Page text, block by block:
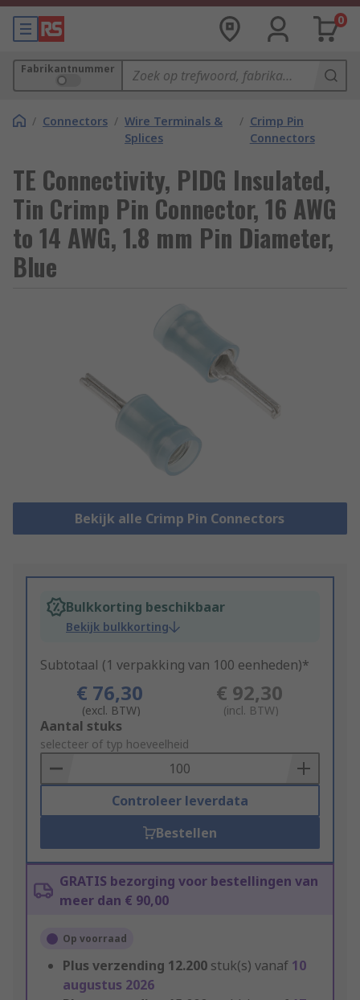
0
Fabrikantnummer
/ Connectors / Wire Terminals &
Splices
/ Crimp Pin
Connectors
TE Connectivity, PIDG Insulated,
Tin Crimp Pin Connector, 16 AWG
to 14 AWG, 1.8 mm Pin Diameter,
Blue
Bekijk alle Crimp Pin Connectors
Bulkkorting beschikbaar
Bekijk bulkkorting
Subtotaal (1 verpakking van 100 eenheden)*
€ 76,30
(excl. BTW)
€ 92,30
(incl. BTW)
Add
to
Basket
Aantal stuks
selecteer of typ hoeveelheid
Controleer leverdata
Bestellen
GRATIS bezorging voor bestellingen van
meer dan € 90,00
Op voorraad
Plus verzending 12.200 stuk(s) vanaf 10
augustus 2026